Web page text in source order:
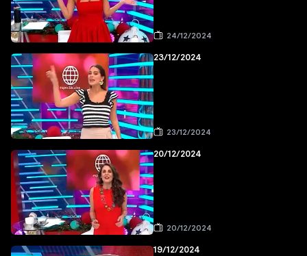
24/12/2024
23/12/2024
23/12/2024
20/12/2024
20/12/2024
19/12/2024